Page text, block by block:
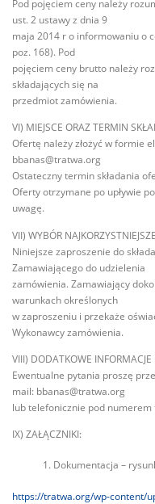
Pod pojęciem ceny należy
ust. 2 ustawy z dnia 9
maja 2014 r o informowaniu o
poz. 168). Pod
pojęciem ceny brutto należy
składających się na
przedmiot zamówienia.
VI) MIEJSCE ORAZ TERMIN
Ofertę należy złożyć w formie
bbanas@tratwa.org
Ostateczny termin składania
Oferty otrzymane po upływie
uwagę.
VII) WYBÓR
Niniejsze zaproszenie do
Zamawiającego do udzielenia
zamówienia. Zamawiający
warunkach określonych
w zaproszeniu i przekaże
Wykonawcy zamówienia.
VIII) DODATKOWE INFORMACJE
Ewentualne pytania proszę
mail: bbanas@tratwa.org
lub telefonicznie pod numerem
IX) ZAŁĄCZNIKI:
Dokumentacja –
https://tratwa.org/wp-content/